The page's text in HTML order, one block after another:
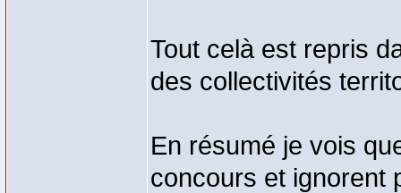
Tout celà est repris
des collectivités
En résumé je vois
concours et ignorent